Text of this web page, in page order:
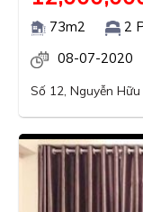
73m2 2
08-07-2020
Số 12, Nguyễn